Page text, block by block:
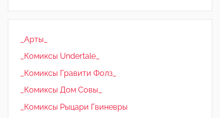
_Арты_
_Комиксы Undertale_
_Комиксы Гравити Фолз_
_Комиксы Дом Совы_
_Комиксы Рыцари Гвиневры